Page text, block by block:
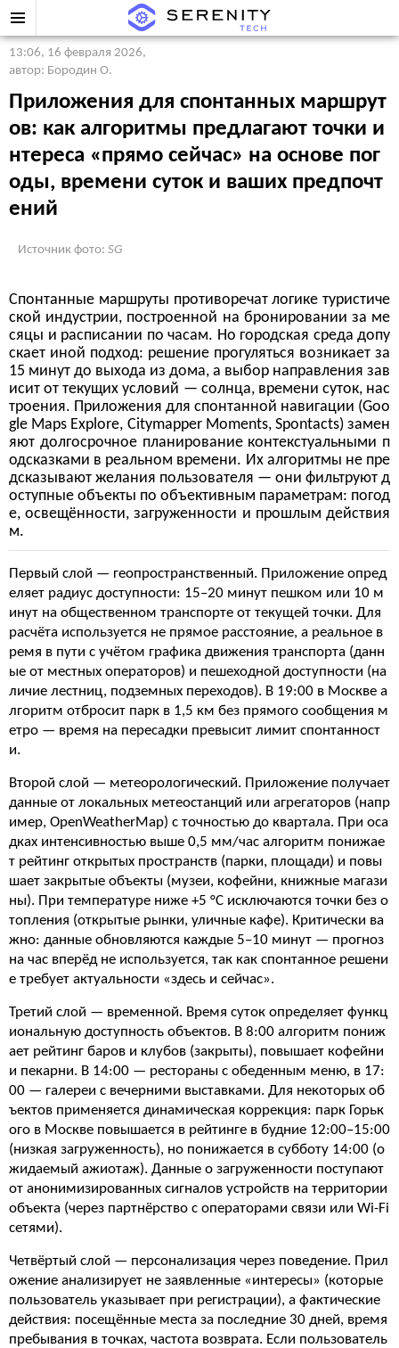
13:06, 16 февраля 2026,
автор: Бородин О.
Приложения для спонтанных маршрут
ов: как алгоритмы предлагают точки и
нтереса «прямо сейчас» на основе пог
оды, времени суток и ваших предпочт
ений
Источник фото: SG
Спонтанные маршруты противоречат логике туристиче
ской индустрии, построенной на бронировании за ме
сяцы и расписании по часам. Но городская среда допу
скает иной подход: решение прогуляться возникает за
15 минут до выхода из дома, а выбор направления зав
исит от текущих условий — солнца, времени суток, нас
троения. Приложения для спонтанной навигации (Goo
gle Maps Explore, Citymapper Moments, Spontacts) замен
яют долгосрочное планирование контекстуальными п
одсказками в реальном времени. Их алгоритмы не пре
дсказывают желания пользователя — они фильтруют д
оступные объекты по объективным параметрам: погод
е, освещённости, загруженности и прошлым действия
м.
Первый слой — геопространственный. Приложение опред
еляет радиус доступности: 15–20 минут пешком или 10 м
инут на общественном транспорте от текущей точки. Для
расчёта используется не прямое расстояние, а реальное в
ремя в пути с учётом графика движения транспорта (данн
ые от местных операторов) и пешеходной доступности (на
личие лестниц, подземных переходов). В 19:00 в Москве а
лгоритм отбросит парк в 1,5 км без прямого сообщения м
етро — время на пересадки превысит лимит спонтанност
и.
Второй слой — метеорологический. Приложение получает
данные от локальных метеостанций или агрегаторов (напр
имер, OpenWeatherMap) с точностью до квартала. При оса
дках интенсивностью выше 0,5 мм/час алгоритм понижае
т рейтинг открытых пространств (парки, площади) и повы
шает закрытые объекты (музеи, кофейни, книжные магази
ны). При температуре ниже +5 °C исключаются точки без о
топления (открытые рынки, уличные кафе). Критически ва
жно: данные обновляются каждые 5–10 минут — прогноз
на час вперёд не используется, так как спонтанное решени
е требует актуальности «здесь и сейчас».
Третий слой — временной. Время суток определяет функц
иональную доступность объектов. В 8:00 алгоритм пониж
ает рейтинг баров и клубов (закрыты), повышает кофейни
и пекарни. В 14:00 — рестораны с обеденным меню, в 17:
00 — галереи с вечерними выставками. Для некоторых об
ъектов применяется динамическая коррекция: парк Горьк
ого в Москве повышается в рейтинге в будние 12:00–15:00
(низкая загруженность), но понижается в субботу 14:00 (о
жидаемый ажиотаж). Данные о загруженности поступают
от анонимизированных сигналов устройств на территории
объекта (через партнёрство с операторами связи или Wi-Fi
сетями).
Четвёртый слой — персонализация через поведение. Прил
ожение анализирует не заявленные «интересы» (которые
пользователь указывает при регистрации), а фактические
действия: посещённые места за последние 30 дней, время
пребывания в точках, частота возврата. Если пользователь